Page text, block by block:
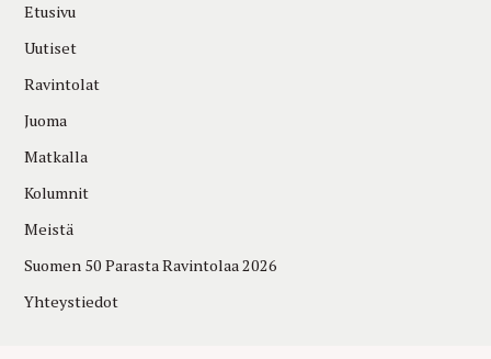
Etusivu
Uutiset
Ravintolat
Juoma
Matkalla
Kolumnit
Meistä
Suomen 50 Parasta Ravintolaa 2026
Yhteystiedot